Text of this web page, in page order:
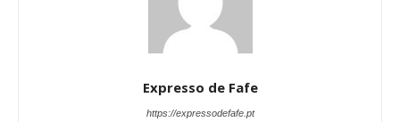
Expresso de Fafe
https://expressodefafe.pt